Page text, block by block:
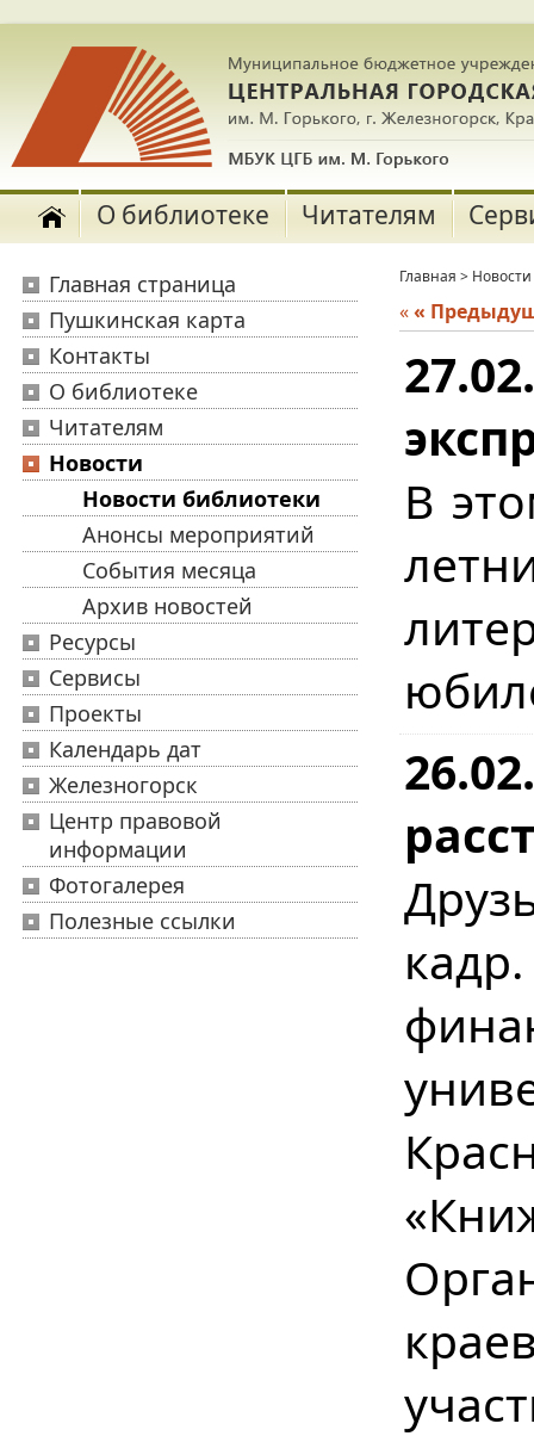
О библиотеке Читателям
Главная страница
Пушкинская карта
Контакты
О библиотеке
Читателям
Новости
Новости библиотеки
Анонсы мероприятий
События месяца
Архив новостей
Ресурсы
Сервисы
Проекты
Календарь дат
Железногорск
Центр правовой
информации
Фотогалерея
Полезные ссылки
Главная > Новости
««
В